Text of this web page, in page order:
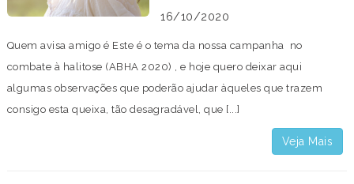
16/10/2020
Quem avisa amigo é Este é o tema da nossa campanha no
combate à halitose (ABHA 2020) , e hoje quero deixar aqui
algumas observações que poderão ajudar àqueles que trazem
consigo esta queixa, tão desagradável, que [...]
Veja Mais